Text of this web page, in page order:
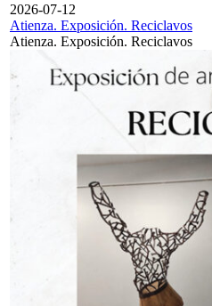
2026-07-12
Atienza. Exposición. Reciclavos
Atienza. Exposición. Reciclavos